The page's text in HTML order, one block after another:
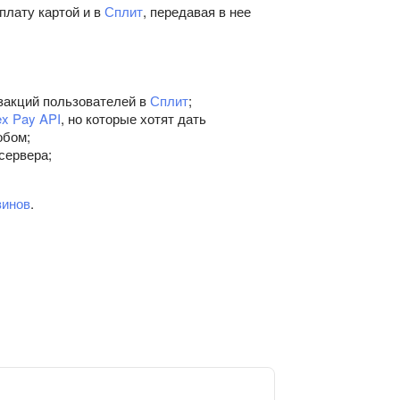
картой и вСплит, передавая в нее
пользователей вСплит;
Pay API, но которые хотят дать
.